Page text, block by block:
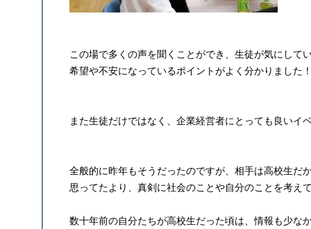
この場で多くの声を聞くことができ、生徒が気にして
希望や不安になっているポイントがよく分かりました
また生徒だけではなく、企業経営者にとっても良いイ
全般的に昨年もそうだったのですが、相手は高校生だ
思ってたより、真剣に社会のことや自分のことを考え
数十年前の自分たちが高校生だった頃は、情報も少な